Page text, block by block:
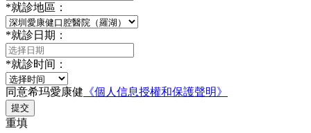
*就診地區：
*就診日期：
*就診时间：
同意希玛愛康健 《個人信息授權和保護聲明》
提交
重填